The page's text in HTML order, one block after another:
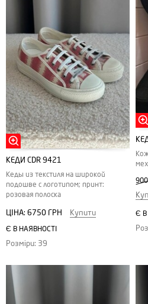
КЕДИ CDR 9421
Кеды из текстиля на широкой
подошве с логотипом; принт:
розовая полоска
ЦІНА: 6750 ГРН Купити
Є В НАЯВНОСТІ
Розміри: 39
Є В